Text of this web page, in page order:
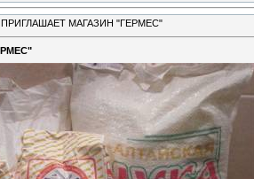
ПРИГЛАШАЕТ МАГАЗИН "ГЕРМЕС"